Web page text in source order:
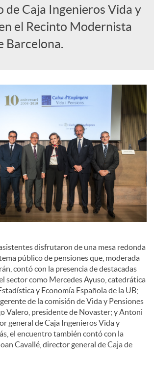
de Caja Ingenieros Vida y
el Recinto Modernista
Barcelona.
disfrutaron de una mesa redonda
público de pensiones que, moderada
contó con la presencia de destacadas
sector como Mercedes Ayuso, catedrática
y Economía Española de la UB;
de la comisión de Vida y Pensiones
Valero, presidente de Novaster; y Antoni
general de Caja Ingenieros Vida y
el encuentro también contó con la
Cavallé, director general de Caja de